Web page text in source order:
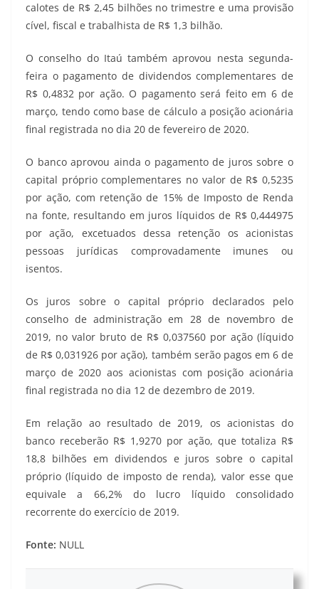
calotes de R$ 2,45 bilhões no trimestre e uma provisão
cível, fiscal e trabalhista de R$ 1,3 bilhão.
O conselho do Itaú também aprovou nesta segunda-
feira o pagamento de dividendos complementares de
R$ 0,4832 por ação. O pagamento será feito em 6 de
março, tendo como base de cálculo a posição acionária
final registrada no dia 20 de fevereiro de 2020.
O banco aprovou ainda o pagamento de juros sobre o
capital próprio complementares no valor de R$ 0,5235
por ação, com retenção de 15% de Imposto de Renda
na fonte, resultando em juros líquidos de R$ 0,444975
por ação, excetuados dessa retenção os acionistas
pessoas jurídicas comprovadamente imunes ou
isentos.
Os juros sobre o capital próprio declarados pelo
conselho de administração em 28 de novembro de
2019, no valor bruto de R$ 0,037560 por ação (líquido
de R$ 0,031926 por ação), também serão pagos em 6 de
março de 2020 aos acionistas com posição acionária
final registrada no dia 12 de dezembro de 2019.
Em relação ao resultado de 2019, os acionistas do
banco receberão R$ 1,9270 por ação, que totaliza R$
18,8 bilhões em dividendos e juros sobre o capital
próprio (líquido de imposto de renda), valor esse que
equivale a 66,2% do lucro líquido consolidado
recorrente do exercício de 2019.
Fonte: NULL